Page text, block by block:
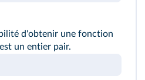
d'obtenir une fonction
est un entier pair.